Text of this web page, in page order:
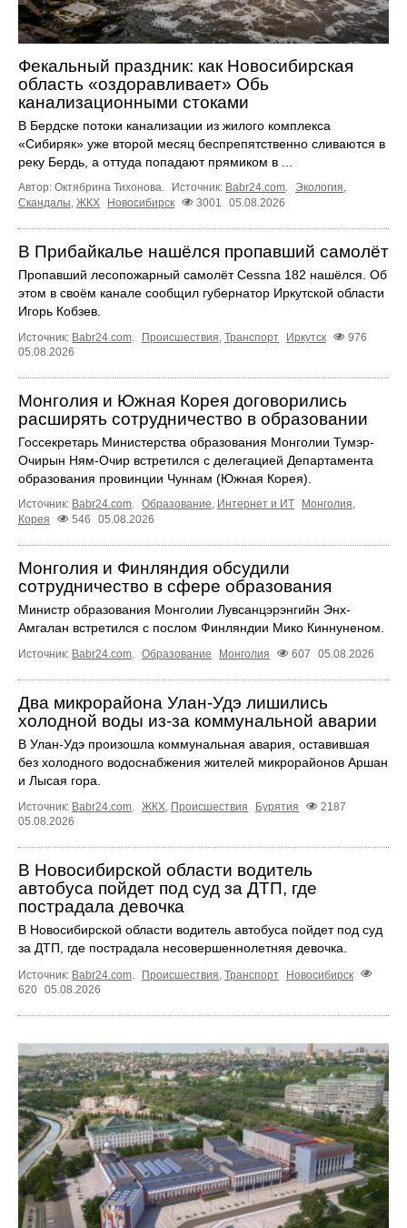
Фекальный праздник: как Новосибирская
область «оздоравливает» Обь
канализационными стоками
В Бердске потоки канализации из жилого комплекса
«Сибиряк» уже второй месяц беспрепятственно сливаются в
реку Бердь, а оттуда попадают прямиком в ...
Автор: Октябрина Тихонова. Источник: Babr24.com. Экология,
Скандалы, ЖКХ Новосибирск 3001 05.08.2026
В Прибайкалье нашёлся пропавший самолёт
Пропавший лесопожарный самолёт Cessna 182 нашёлся. Об
этом в своём канале сообщил губернатор Иркутской области
Игорь Кобзев.
Источник: Babr24.com. Происшествия, Транспорт Иркутск
976
05.08.2026
Монголия и Южная Корея договорились
расширять сотрудничество в образовании
Госсекретарь Министерства образования Монголии Тумэр-
Очирын Ням-Очир встретился с делегацией Департамента
образования провинции Чуннам (Южная Корея).
Источник: Babr24.com. Образование, Интернет и ИТ Монголия,
Корея
546 05.08.2026
Монголия и Финляндия обсудили
сотрудничество в сфере образования
Министр образования Монголии Лувсанцэрэнгийн Энх-
Амгалан встретился с послом Финляндии Мико Киннуненом.
Источник: Babr24.com. Образование Монголия 607 05.08.2026
Два микрорайона Улан-Удэ лишились
холодной воды из-за коммунальной аварии
В Улан-Удэ произошла коммунальная авария, оставившая
без холодного водоснабжения жителей микрорайонов Аршан
и Лысая гора.
Источник: Babr24.com. ЖКХ, Происшествия Бурятия
2187
05.08.2026
В Новосибирской области водитель
автобуса пойдет под суд за ДТП, где
пострадала девочка
В Новосибирской области водитель автобуса пойдет под суд
за ДТП, где пострадала несовершеннолетняя девочка.
Источник: Babr24.com Происшествия Транспорт
Новосибирск
620 05.08.2026